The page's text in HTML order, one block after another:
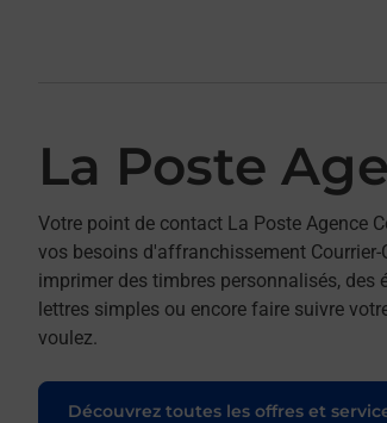
La Poste
Votre point de contact La Poste Agence
vos besoins d'affranchissement
imprimer des timbres personnalisés, des
lettres simples ou encore faire suivre
voulez.
Découvrez toutes les offres et